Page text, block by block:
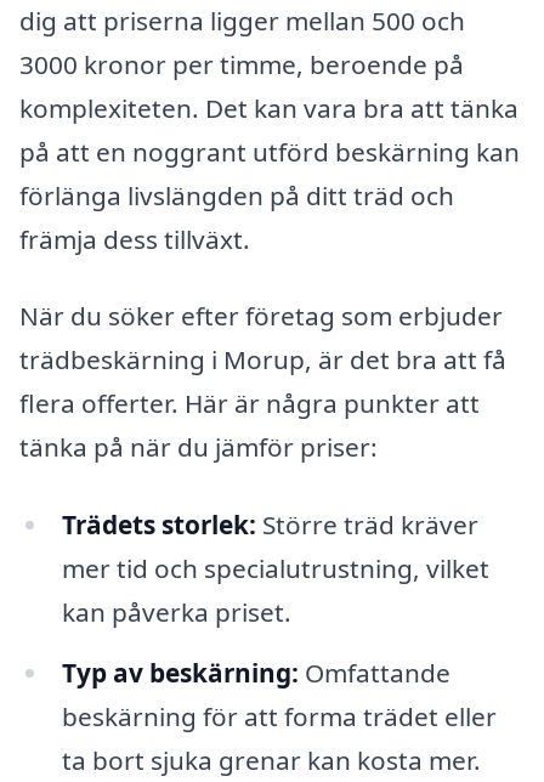
dig att priserna ligger mellan 500 och
3000 kronor per timme, beroende på
komplexiteten. Det kan vara bra att tänka
på att en noggrant utförd beskärning kan
förlänga livslängden på ditt träd och
främja dess tillväxt.
När du söker efter företag som erbjuder
trädbeskärning i Morup, är det bra att få
flera offerter. Här är några punkter att
tänka på när du jämför priser:
Trädets storlek: Större träd kräver
mer tid och specialutrustning, vilket
kan påverka priset.
Typ av beskärning: Omfattande
beskärning för att forma trädet eller
ta bort sjuka grenar kan kosta mer.